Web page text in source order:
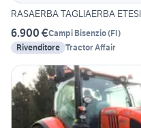
RASAERBA TAGLIAERBA
6.900 €Campi Bisenzio(FI)
Rivenditore Tractor Affair